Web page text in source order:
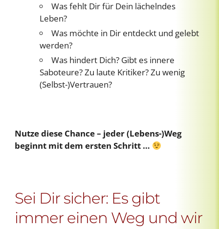
Was fehlt Dir für Dein lächelndes
Leben?
Was möchte in Dir entdeckt und gelebt
werden?
Was hindert Dich? Gibt es innere
Saboteure? Zu laute Kritiker? Zu wenig
(Selbst-)Vertrauen?
Nutze diese Chance – jeder (Lebens-)Weg
beginnt mit dem ersten Schritt …
Sei Dir sicher: Es gibt
immer einen Weg und wir